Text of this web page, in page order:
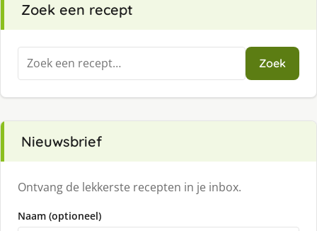
Zoek een recept
Zoeken
naar:
Zoek
Nieuwsbrief
Ontvang de lekkerste recepten in je inbox.
Naam (optioneel)